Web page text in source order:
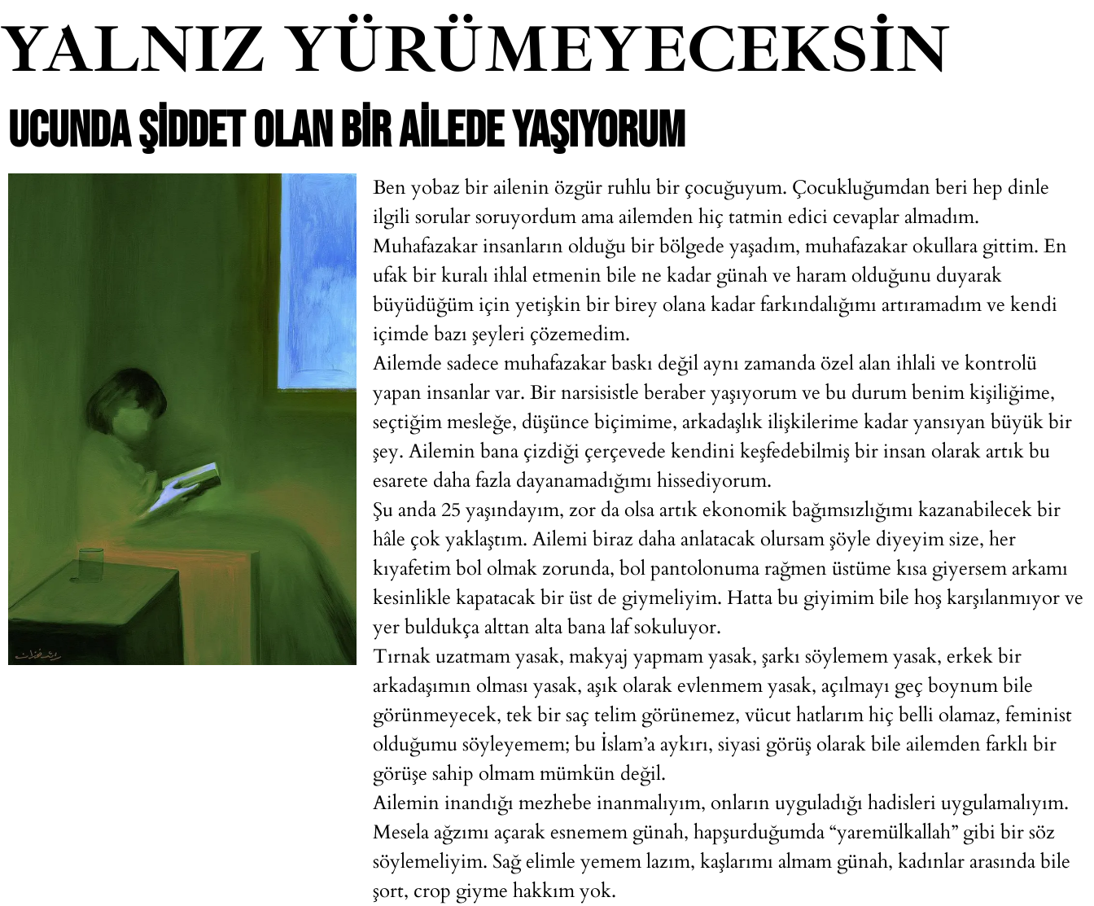
YALNIZ YÜRÜMEYECEKSIN
UCUNDA ŞIDDET OLAN BIR AILEDE YAŞIYORUM
Ben yobaz bir ailenin özgür ruhlu bir çocuğuyum. Çocukluğumdan beri hep dinle
ilgili sorular soruyordum ama ailemden hiç tatmin edici cevaplar almadım.
Muhafazakar insanların olduğu bir bölgede yaşadım, muhafazakar okullara gittim. En
ufak bir kuralı ihlal etmenin bile ne kadar günah ve haram olduğunu duyarak
büyüdüğüm için yetişkin bir birey olana kadar farkındalığımı artıramadım ve kendi
içimde bazı şeyleri çözemedim.
Ailemde sadece muhafazakar baskı değil aynı zamanda özel alan ihlali ve kontrolü
yapan insanlar var. Bir narsisistle beraber yaşıyorum ve bu durum benim kişiliğime,
seçtiğim mesleğe, düşünce biçimime, arkadaşlık ilişkilerime kadar yansıyan büyük bir
şey. Ailemin bana çizdiği çerçevede kendini keşfedebilmiş bir insan olarak artık bu
esarete daha fazla dayanamadığımı hissediyorum.
Şu anda 25 yaşındayım, zor da olsa artık ekonomik bağımsızlığımı kazanabilecek bir
hâle çok yaklaştım. Ailemi biraz daha anlatacak olursam şöyle diyeyim size, her
kıyafetim bol olmak zorunda, bol pantolonuma rağmen üstüme kısa giyersem arkamı
kesinlikle kapatacak bir üst de giymeliyim. Hatta bu giyimim bile hoş karşılanmıyor ve
yer buldukça alttan alta bana laf sokuluyor.
Tırnak uzatmam yasak, makyaj yapmam yasak, şarkı söylemem yasak, erkek bir
arkadaşımın olması yasak, aşık olarak evlenmem yasak, açılmayı geç boynum bile
görünmeyecek, tek bir saç telim görünemez, vücut hatlarım hiç belli olamaz, feminist
olduğumu söyleyemem; bu İslam’a aykırı, siyasi görüş olarak bile ailemden farklı bir
görüşe sahip olmam mümkün değil.
Ailemin inandığı mezhebe inanmalıyım, onların uyguladığı hadisleri uygulamalıyım.
Mesela ağzımı açarak esnemem günah, hapşurduğumda “yaremülkallah” gibi bir söz
söylemeliyim. Sağ elimle yemem lazım, kaşlarımı almam günah, kadınlar arasında bile
şort, crop giyme hakkım yok.